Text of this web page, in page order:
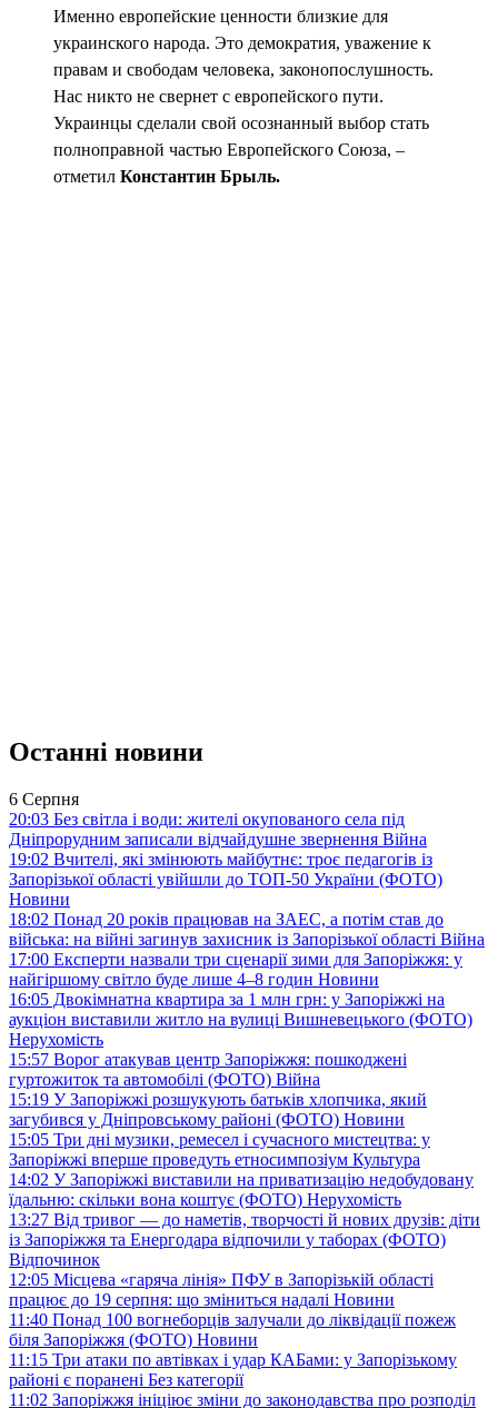
Именно европейские ценности близкие для
украинского народа. Это демократия, уважение к
правам и свободам человека, законопослушность.
Нас никто не свернет с европейского пути.
Украинцы сделали свой осознанный выбор стать
полноправной частью Европейского Союза, –
отметил Константин Брыль.
Останні новини
6 Серпня
20:03 Без світла і води: жителі окупованого села під
Дніпрорудним записали відчайдушне звернення Війна
19:02 Вчителі, які змінюють майбутнє: троє педагогів із
Запорізької області увійшли до ТОП-50 України (ФОТО)
Новини
18:02 Понад 20 років працював на ЗАЕС, а потім став до
війська: на війні загинув захисник із Запорізької області Війна
17:00 Експерти назвали три сценарії зими для Запоріжжя: у
найгіршому світло буде лише 4–8 годин Новини
16:05 Двокімнатна квартира за 1 млн грн: у Запоріжжі на
аукціон виставили житло на вулиці Вишневецького (ФОТО)
Нерухомість
15:57 Ворог атакував центр Запоріжжя: пошкоджені
гуртожиток та автомобілі (ФОТО) Війна
15:19 У Запоріжжі розшукують батьків хлопчика, який
загубився у Дніпровському районі (ФОТО) Новини
15:05 Три дні музики, ремесел і сучасного мистецтва: у
Запоріжжі вперше проведуть етносимпозіум Культура
14:02 У Запоріжжі виставили на приватизацію недобудовану
їдальню: скільки вона коштує (ФОТО) Нерухомість
13:27 Від тривог — до наметів, творчості й нових друзів: діти
із Запоріжжя та Енергодара відпочили у таборах (ФОТО)
Відпочинок
12:05 Місцева «гаряча лінія» ПФУ в Запорізькій області
працює до 19 серпня: що зміниться надалі Новини
11:40 Понад 100 вогнеборців залучали до ліквідації пожеж
біля Запоріжжя (ФОТО) Новини
11:15 Три атаки по автівках і удар КАБами: у Запорізькому
районі є поранені Без категорії
11:02 Запоріжжя ініціює зміни до законодавства про розподіл